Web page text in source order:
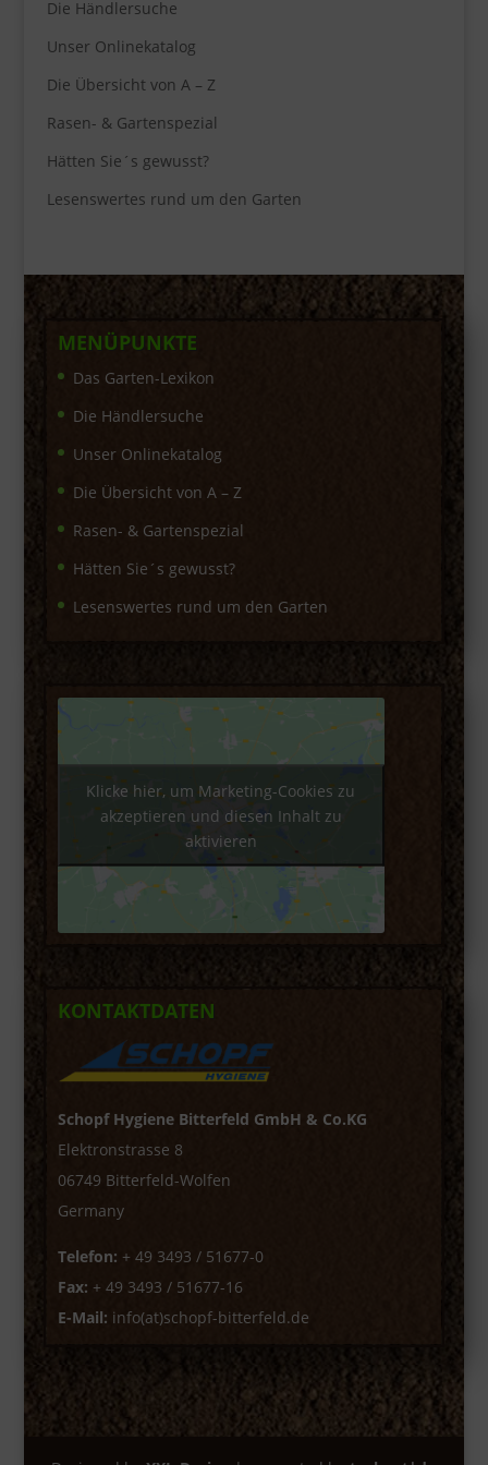
Die Händlersuche
Unser Onlinekatalog
Die Übersicht von A – Z
Rasen- & Gartenspezial
Hätten Sie´s gewusst?
Lesenswertes rund um den Garten
MENÜPUNKTE
Das Garten-Lexikon
Die Händlersuche
Unser Onlinekatalog
Die Übersicht von A – Z
Rasen- & Gartenspezial
Hätten Sie´s gewusst?
Lesenswertes rund um den Garten
Klicke hier, um Marketing-Cookies zu
akzeptieren und diesen Inhalt zu
aktivieren
KONTAKTDATEN
Schopf Hygiene Bitterfeld GmbH & Co.KG
Elektronstrasse 8
06749 Bitterfeld-Wolfen
Germany
Telefon: + 49 3493 / 51677-0
Fax: + 49 3493 / 51677-16
E-Mail: info(at)schopf-bitterfeld.de